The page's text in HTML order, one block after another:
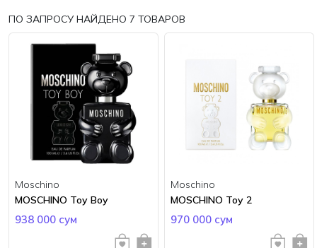
ПО ЗАПРОСУ НАЙДЕНО 7 ТОВАРОВ
Moschino
MOSCHINO Toy Boy
938 000 сум
Moschino
MOSCHINO Toy 2
970 000 сум